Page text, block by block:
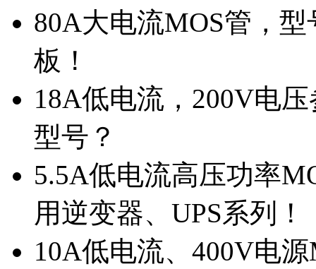
80A大电流MOS管，
板！
18A低电流，200V电
型号？
5.5A低电流高压功率
用逆变器、UPS系列！
10A低电流、400V电